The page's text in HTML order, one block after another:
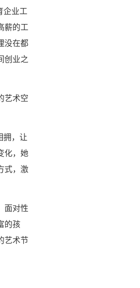
企业工
薪的工
没在都
创业之
艺术空
拥，让
化，她
式，激
面对性
的孩
艺术节